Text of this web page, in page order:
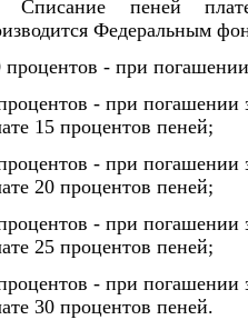
Списание пеней
Федеральным
процентов - при
- при погашении
15 процентов пеней;
- при погашении
20 процентов пеней;
- при погашении
25 процентов пеней;
- при погашении
30 процентов пеней.